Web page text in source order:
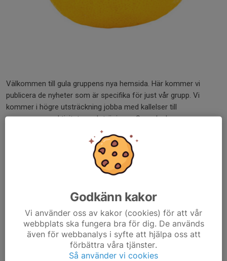
Välkommen till gula gruppens nya hemsida. Här kommer vi
publicera de nyheter som är specifika för just vår grupp. Vi
kommer i högre utsträckning jobba med kallelser till
arrangemang, aktiviteter och träningar. Svenska lags app
kommer användas, där varje medlem lätt kan anmäla sig. I och
med det kommer det bli lättare för oss ledare att planera
träningar, skriva ut kartor och strukturera upplägg. Återkoppla
gärna vilken typ av information ni ser viktig för just gula gruppen.
Kommentarer
Godkänn kakor
Vi använder oss av kakor (cookies) för att vår
webbplats ska fungera bra för dig. De används
även för webbanalys i syfte att hjälpa oss att
förbättra våra tjänster.
Så använder vi cookies